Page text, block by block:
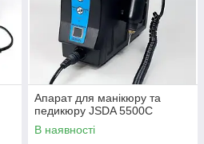
Апарат для манікюру та
педикюру JSDA 5500C
В наявності